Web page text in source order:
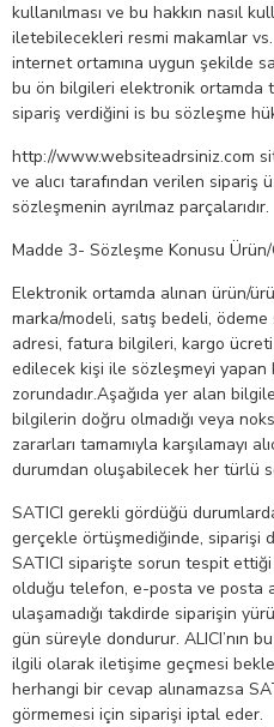
kullanılması ve bu hakkın nasıl
iletebilecekleri resmi makamlar vs.
internet ortamına uygun şekilde
bu ön bilgileri elektronik ortamda
sipariş verdiğini is bu sözleşme
http://www.websiteadrsiniz.com
ve alıcı tarafından verilen
sözleşmenin ayrılmaz parçalarıdır.
Madde 3- Sözleşme Konusu
Elektronik ortamda alınan ürün/
marka/modeli, satış bedeli,
adresi, fatura bilgileri, kargo
edilecek kişi ile sözleşmeyi yapan
zorundadır.Aşağıda yer alan
bilgilerin doğru olmadığı veya
zararları tamamıyla karşılamayı
durumdan oluşabilecek her türlü
SATICI gerekli gördüğü
gerçekle örtüşmediğinde, siparişi
SATICI siparişte sorun tespit ettiği
olduğu telefon, e-posta ve posta
ulaşamadığı takdirde siparişin
gün süreyle dondurur. ALICI’nın
ilgili olarak iletişime geçmesi
herhangi bir cevap alınamazsa
görmemesi için siparişi iptal eder.